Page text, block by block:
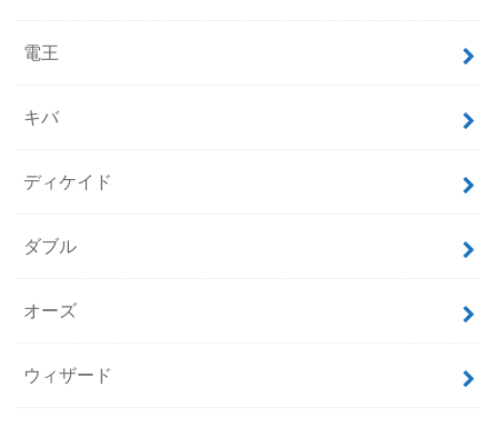
電王
キバ
ディケイド
ダブル
オーズ
ウィザード